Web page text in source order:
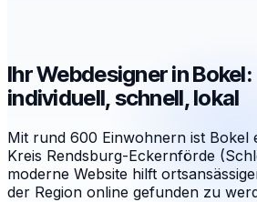
Ihr Webdesigner in Bokel:
individuell, schnell, lokal
Mit rund 600 Einwohnern ist Bokel
Kreis Rendsburg-Eckernförde
moderne Website hilft
der Region online gefunden zu